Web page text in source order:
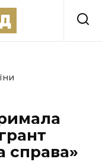
справа»